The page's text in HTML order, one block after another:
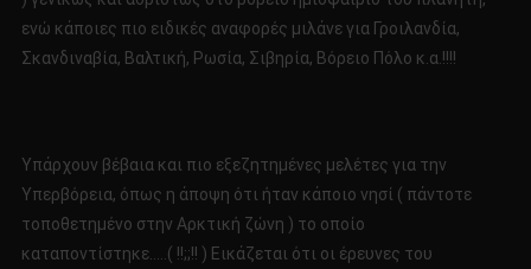
ενώ κάποιες πιο ειδικές αναφορές μιλάνε για Γροιλανδία,
Σκανδιναβία, Βαλτική, Ρωσία, Σιβηρία, Βόρειο Πόλο κ.α.!!!!
Υπάρχουν βέβαια και πιο εξεζητημένες μελέτες για την
Υπερβόρεια, όπως η άποψη ότι ήταν κάποιο νησί ( πάντοτε
τοποθετημένο στην Αρκτική ζώνη ) το οποίο
καταποντίστηκε…..( !!;;!! ) Εικάζεται ότι οι έρευνες του